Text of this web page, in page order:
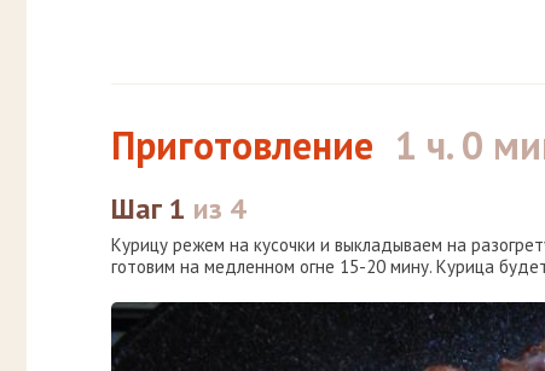
Приготовление 1 ч. 0
Шаг 1 из 4
Курицу режем на кусочки и выкладываем на
готовим на медленном огне 15-20 мину. Курица